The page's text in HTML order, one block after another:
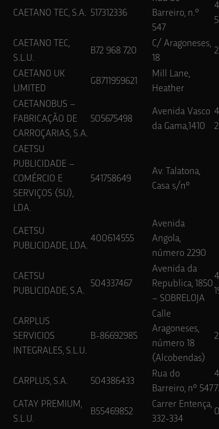
CAETANO TEC, S.A. 517312336
Barreiro, n.º
547
CAETANO TEC,
S.L.U.
B72 968 720
C/ Aragoneses,
18
CAETANO UK
LIMITED
GB711959621
Mill Lane,
Heather
CAETANOBUS –
FABRICAÇÃO DE
CARROÇARIAS, S.A.
505675498
Avenida Vasco
da Gama,1410
CAETSU
PUBLICIDADE –
COMÉRCIO E
SERVIÇOS (SU),
LDA.
541758649
Av. Talatona,
Casa s/nº
CAETSU
PUBLICIDADE, LDA.
400614555
Avenida
Angola,
número 2290
CAETSU
PUBLICIDADE, S.A.
504337467
Avenida da
Republica, 1850
– SOBRELOJA
CARPLUS
SERVICIOS
INTEGRALES, S.L.U.
B-86692985
Calle
Aragoneses,
número 18
(Alcobendas)
CARPLUS, S.A. 504386433
Rua do
Barreiro, nº 547
CATAY PREMIUM,
S.L.U.
B55469852
Carrer Entença,
332-334